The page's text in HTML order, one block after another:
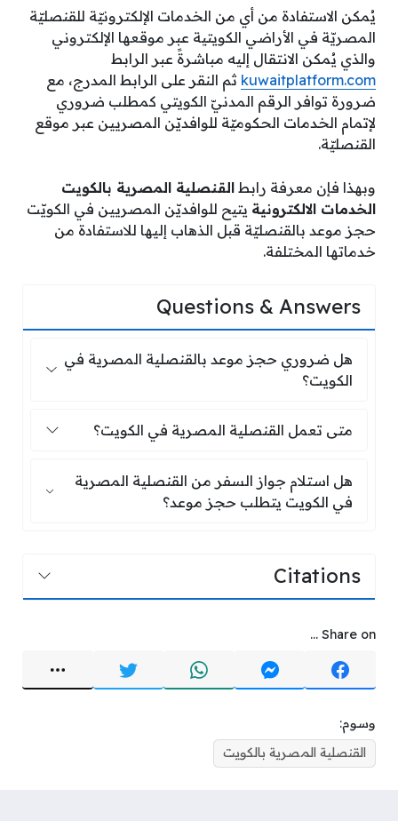
يُمكن الاستفادة من أي من الخدمات الإلكترونيّة للقنصليّة
المصريّة في الأراضي الكويتية عبر موقعها الإلكتروني
والذي يُمكن الانتقال إليه مباشرةً عبر الرابط
kuwaitplatform.com ثم النقر على الرابط المدرج، مع
ضرورة توافر الرقم المدنيّ الكويتي كمطلب ضروري
لإتمام الخدمات الحكوميّة للوافديّن المصريين عبر موقع
القنصليّة.
وبهذا فإن معرفة رابط القنصلية المصرية بالكويت
الخدمات الالكترونية يتيح للوافديّن المصريين في الكويّت
حجز موعد بالقنصليّة قبل الذهاب إليها للاستفادة من
خدماتها المختلفة.
Questions & Answers
هل ضروري حجز موعد بالقنصلية
هل ضروري حجز موعد بالقنصلية المصرية في
الكويت؟
متى تعمل القنصلية المصرية في
متى تعمل القنصلية المصرية في الكويت؟
هل استلام جواز السفر من القنصلية
هل استلام جواز السفر من القنصلية المصرية
في الكويت يتطلب حجز موعد؟
Citations
Share on ...
وسوم:
القنصلية المصرية بالكويت